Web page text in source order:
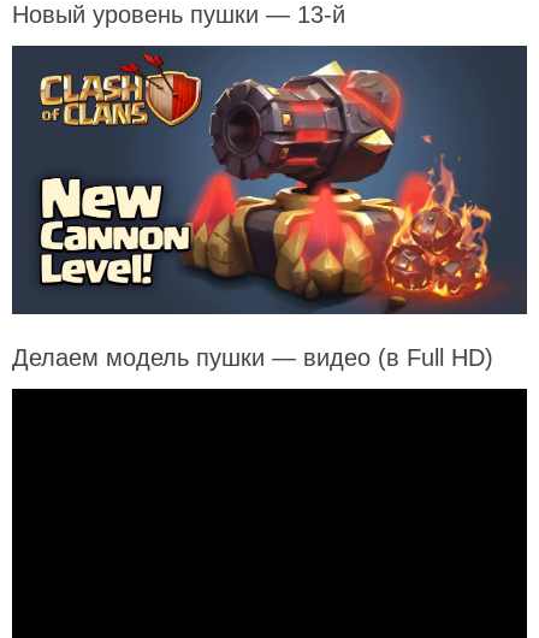
Новый уровень пушки — 13-й
Делаем модель пушки — видео (в Full HD)